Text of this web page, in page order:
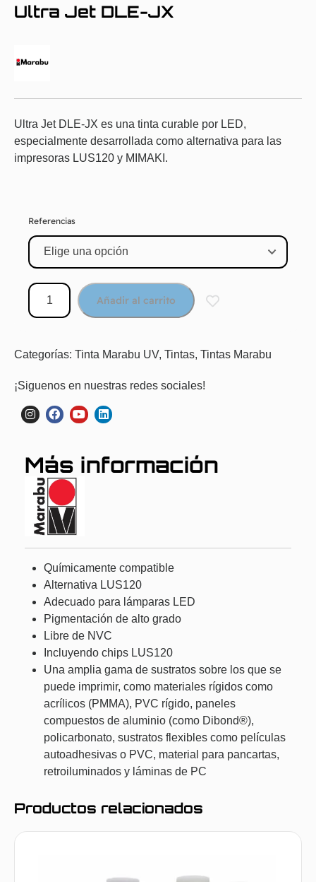
Ultra Jet DLE-JX
Ultra Jet DLE-JX es una tinta curable por LED,
especialmente desarrollada como alternativa para las
impresoras LUS120 y MIMAKI.
Referencias
Añadir al carrito
Categorías: Tinta Marabu UV, Tintas, Tintas Marabu
¡Siguenos en nuestras redes sociales!
Más información
Químicamente compatible
Alternativa LUS120
Adecuado para lámparas LED
Pigmentación de alto grado
Libre de NVC
Incluyendo chips LUS120
Una amplia gama de sustratos sobre los que se
puede imprimir, como materiales rígidos como
acrílicos (PMMA), PVC rígido, paneles
compuestos de aluminio (como Dibond®),
policarbonato, sustratos flexibles como películas
autoadhesivas o PVC, material para pancartas,
retroiluminados y láminas de PC
Productos relacionados